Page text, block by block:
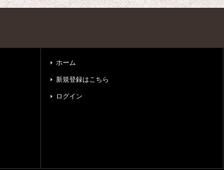
ホーム
新規登録はこちら
ログイン